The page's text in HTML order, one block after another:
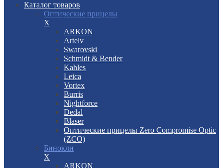
Каталог товаров
Оптические прицелы
X
ARKON
Artelv
Swarovski
Schmidt & Bender
Kahles
Leica
Vortex
Burris
Nightforce
Dedal
Blaser
Оптические прицелы Zero Compromise Optic
(ZCO)
Бинокли
X
ARKON